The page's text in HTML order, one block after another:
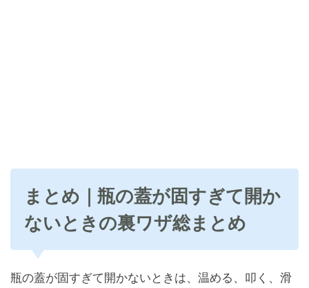
まとめ｜瓶の蓋が固すぎて開か
ないときの裏ワザ総まとめ
瓶の蓋が固すぎて開かないときは、温める、叩く、滑